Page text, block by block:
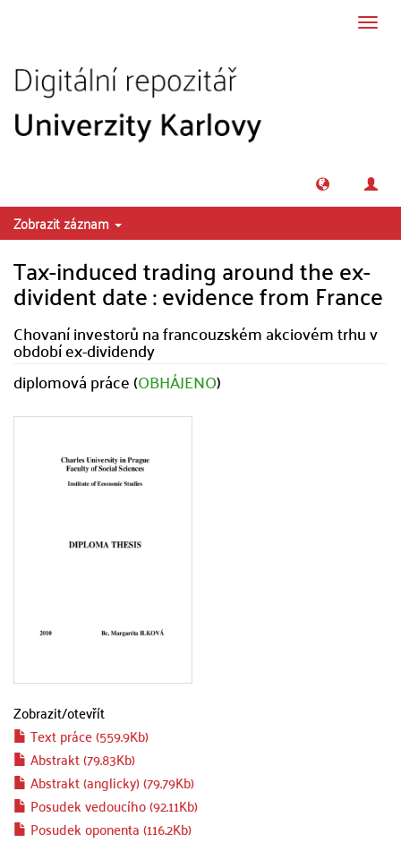
Zobrazit záznam
Tax-induced trading around the ex-
divident date : evidence from France
Chovaní investorů na francouzském akciovém trhu v
období ex-dividendy
diplomová práce (OBHÁJENO)
Zobrazit/otevřít
Text práce (559.9Kb)
Abstrakt (79.83Kb)
Abstrakt (anglicky) (79.79Kb)
Posudek vedoucího (92.11Kb)
Posudek oponenta (116.2Kb)